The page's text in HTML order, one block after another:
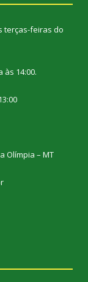
terças-feiras do
14:00.
Olímpia – MT